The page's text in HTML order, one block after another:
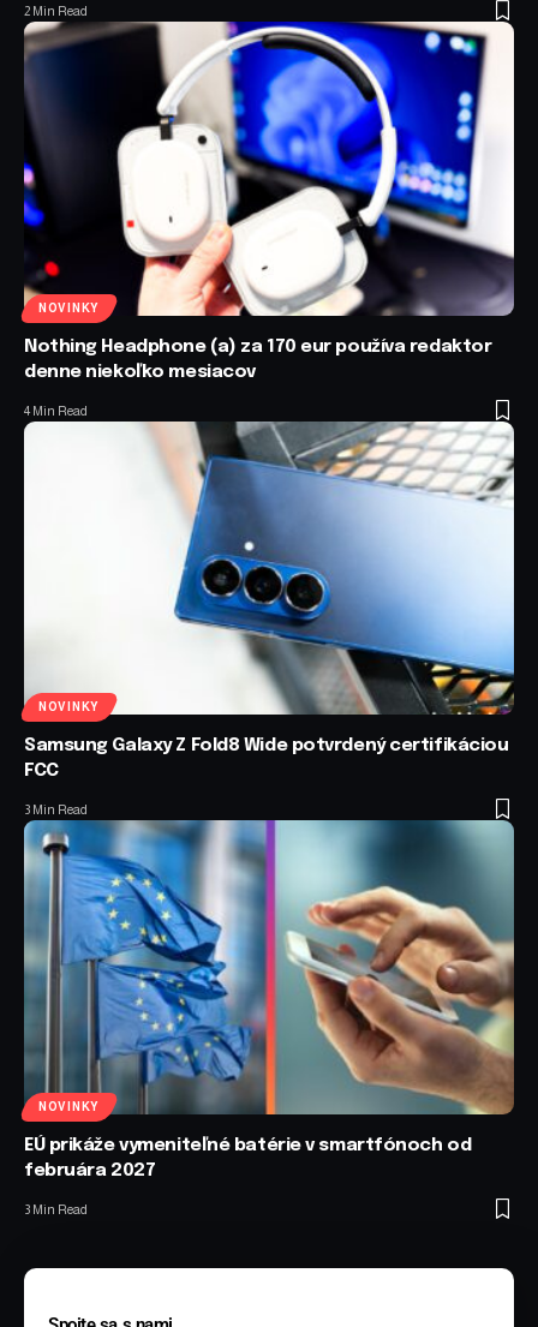
2 Min Read
NOVINKY
Nothing Headphone (a) za 170 eur používa redaktor
denne niekoľko mesiacov
4 Min Read
NOVINKY
Samsung Galaxy Z Fold8 Wide potvrdený certifikáciou
FCC
3 Min Read
NOVINKY
EÚ prikáže vymeniteľné batérie v smartfónoch od
februára 2027
3 Min Read